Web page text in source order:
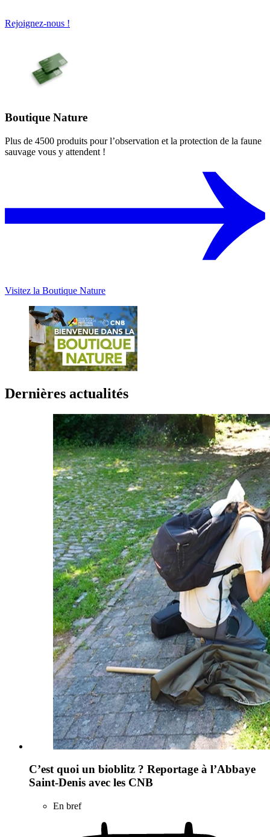
Rejoignez-nous !
Boutique Nature
Plus de 4500 produits pour l’observation et la protection de la faune
sauvage vous y attendent !
Visitez la Boutique Nature
Dernières actualités
C’est quoi un bioblitz ? Reportage à l’Abbaye
Saint-Denis avec les CNB
En bref